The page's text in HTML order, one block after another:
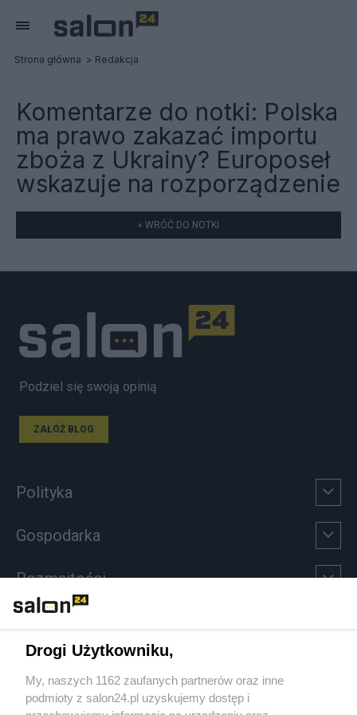
Strona główna Redakcja
Komentarze do notki: Polska
ma prawo zakazać importu
zboża z Ukrainy? Europoseł
wskazuje na rozporządzenie
« WRÓĆ DO NOTKI
Podziel się swoją opinią
ZAŁÓŻ BLOG
Polityka
Gospodarka
Rozmaitości
Sport
Społeczeństwo
Drogi Użytkowniku,
My, naszych 1162 zaufanych partnerów oraz inne
podmioty z salon24.pl uzyskujemy dostęp i